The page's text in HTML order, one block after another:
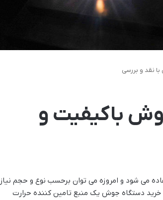
نقد و بررسی
باکیفیت و
می شود و امروزه می توان برحسب نوع و حجم نیاز
خرید دستگاه جوش یک منبع تامین کننده حرارت